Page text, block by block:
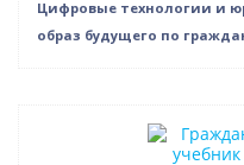
Цифровые технологии и
образ будущего по